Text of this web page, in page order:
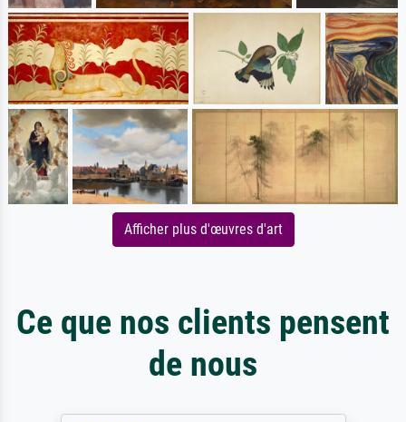
Afficher plus d'œuvres d'art
Ce que nos clients pensent
de nous